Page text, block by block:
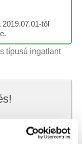
2019.07.01-től
típusú ingatlant
amit keresel.